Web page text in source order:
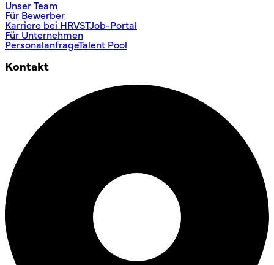
Unser Team
Für Bewerber
Karriere bei HRVSTJob-Portal
Für Unternehmen
PersonalanfrageTalent Pool
Kontakt